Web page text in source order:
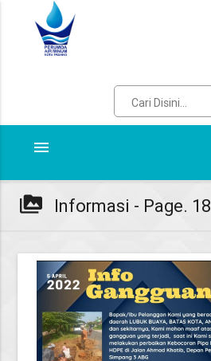
menu
perm_media Informasi - Page. 18